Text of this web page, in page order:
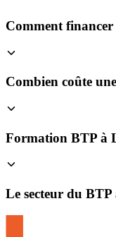
Comment
Combien coûte
Formation BTP à
Le secteur du BTP